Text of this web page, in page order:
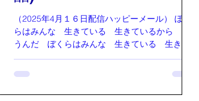
（2025年4月１６日配信ハッピーメール） ぼく
らはみんな 生きている 生きているから 歌
うんだ ぼくらはみんな 生きている 生きて
いるから かなしいんだ、、、、" この歌詞は、
「手のひらを太陽に」(作詞 やなせたかし／作
1962年にNHK「みんなのうた」で放送されまし